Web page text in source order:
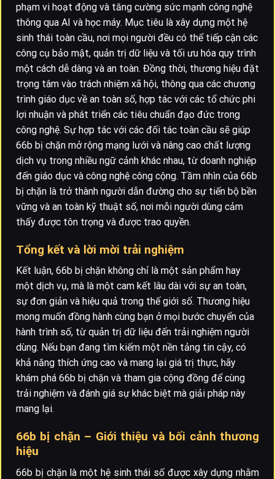
phạm vi hoạt động và tăng cường sức mạnh công nghệ
thông qua AI và học máy. Mục tiêu là xây dựng một hệ
sinh thái toàn cầu, nơi mọi người đều có thể tiếp cận các
công cụ bảo mật, quản trị dữ liệu và tối ưu hóa quy trình
một cách dễ dàng và an toàn. Đồng thời, thương hiệu đặt
trọng tâm vào trách nhiệm xã hội, thông qua các chương
trình giáo dục về an toàn số, hợp tác với các tổ chức phi
lợi nhuận và phát triển các tiêu chuẩn đạo đức trong
công nghệ. Sự hợp tác với các đối tác toàn cầu sẽ giúp
66b bị chặn mở rộng mạng lưới và nâng cao chất lượng
dịch vụ trong nhiều ngữ cảnh khác nhau, từ doanh nghiệp
đến giáo dục và công nghệ công cộng. Tầm nhìn của 66b
bị chặn là trở thành người dẫn đường cho sự tiến bộ bền
vững và an toàn kỹ thuật số, nơi mỗi người dùng cảm
thấy được tôn trọng và được trao quyền.
Tổng kết và lời mời trải nghiệm
Kết luận, 66b bị chặn không chỉ là một sản phẩm hay
một dịch vụ, mà là một cam kết lâu dài với sự an toàn,
sự đơn giản và hiệu quả trong thế giới số. Thương hiệu
mong muốn đồng hành cùng bạn ở mọi bước chuyển của
hành trình số, từ quản trị dữ liệu đến trải nghiệm người
dùng. Nếu bạn đang tìm kiếm một nền tảng tin cậy, có
khả năng thích ứng cao và mang lại giá trị thực, hãy
khám phá 66b bị chặn và tham gia cộng đồng để cùng
trải nghiệm và đánh giá sự khác biệt mà giải pháp này
mang lại.
66b bị chặn – Giới thiệu và bối cảnh thương
hiệu
66b bị chặn là một hệ sinh thái số được xây dựng nhằm